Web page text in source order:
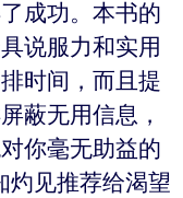
成功。本书的
说服力和实用
时间，而且提
蔽无用信息，
你毫无助益的
灼见推荐给渴望